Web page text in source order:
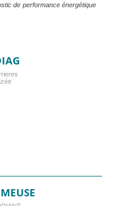
de performance énergétique